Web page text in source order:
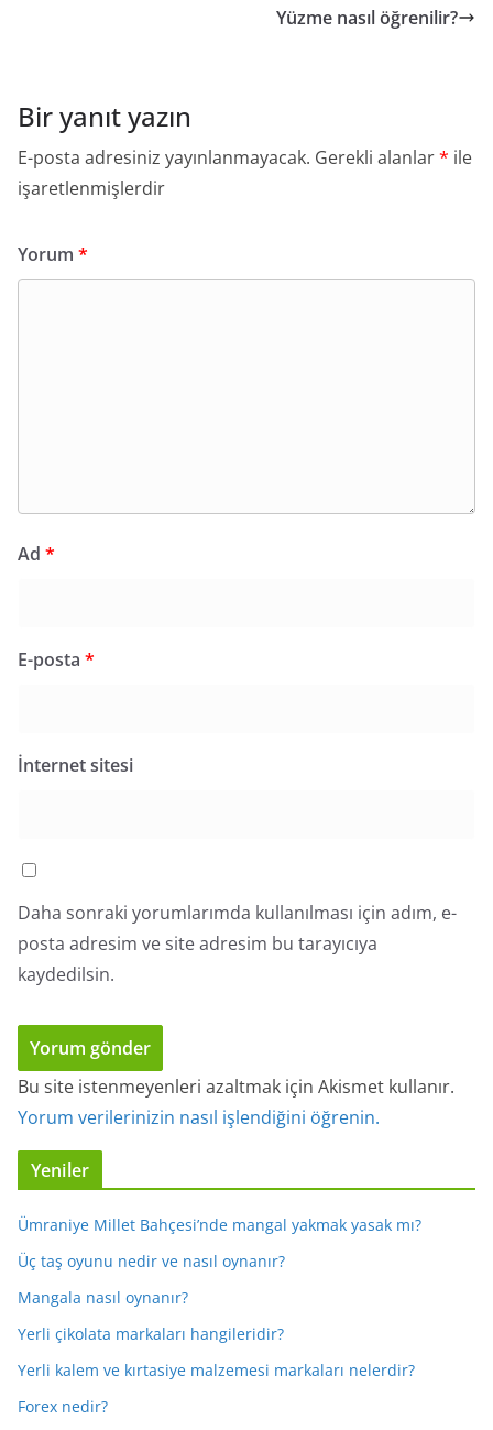
Yüzme nasıl öğrenilir?
Bir yanıt yazın
E-posta adresiniz yayınlanmayacak. Gerekli alanlar* ile
işaretlenmişlerdir
Yorum *
Ad *
E-posta *
İnternet sitesi
Daha sonraki yorumlarımda kullanılması için adım, e-
posta adresim ve site adresim bu tarayıcıya
kaydedilsin.
Bu site istenmeyenleri azaltmak için Akismet kullanır.
Yorum verilerinizin nasıl işlendiğini öğrenin.
Yeniler
Ümraniye Millet Bahçesi’nde mangal yakmak yasak mı?
Üç taş oyunu nedir ve nasıl oynanır?
Mangala nasıl oynanır?
Yerli çikolata markaları hangileridir?
Yerli kalem ve kırtasiye malzemesi markaları nelerdir?
Forex nedir?